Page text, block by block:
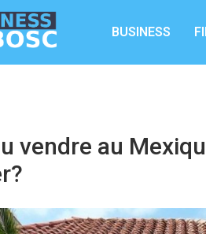
BUSINESS
vendre au